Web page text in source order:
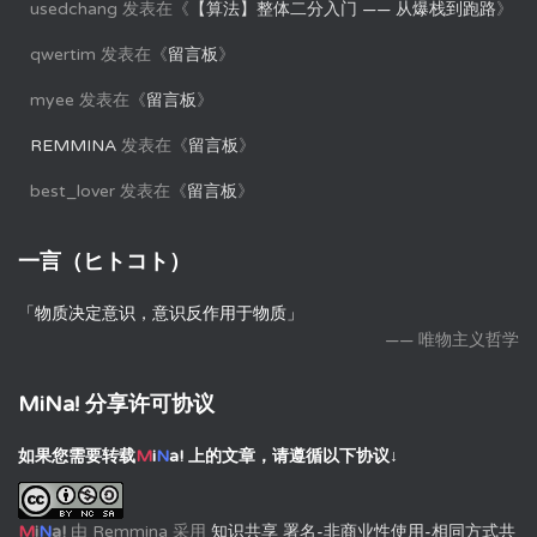
usedchang 发表在《 【算法】整体二分入门 —— 从爆栈到跑路》
qwertim 发表在《留言板》
myee 发表在《留言板》
REMMINA 发表在《留言板》
best_lover 发表在《留言板》
一言（ヒトコト）
「物质决定意识，意识反作用于物质」
—— 唯物主义哲学
MiNa! 分享许可协议
如果您需要转载MiNa! 上的文章，请遵循以下协议↓
MiNa! 由 Remmina 采用 知识共享 署名-非商业性使用-相同方式共